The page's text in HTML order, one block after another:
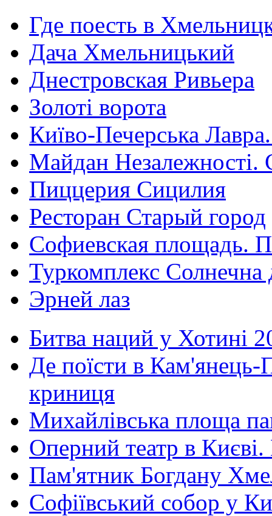
Где поесть в
Дача Хмельницький
Днестровская Ривьера
Золоті ворота
Київо-Печерська
Майдан Незалежності.
Пиццерия Сицилия
Ресторан Старый город
Софиевская площадь.
Туркомплекс Солнечна
Эрней лаз
Битва наций у Хотині
Де поїсти в Кам'янець-
криниця
Михайлівська площа
Оперний театр в
Пам'ятник Богдану
Софіївський собор у